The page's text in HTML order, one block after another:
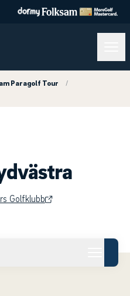
Paragolf Tour
/
Golfklubb